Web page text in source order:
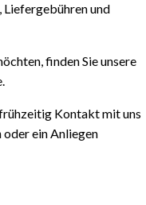
Liefergebühren und
finden Sie unsere
Kontakt mit uns
oder ein Anliegen